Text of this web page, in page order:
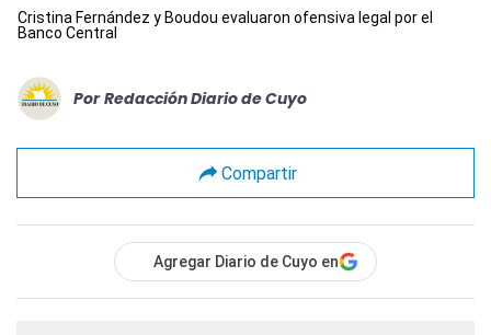
Cristina Fernández y Boudou evaluaron ofensiva legal por el
Banco Central
Por Redacción Diario de Cuyo
Compartir
Agregar Diario de Cuyo en